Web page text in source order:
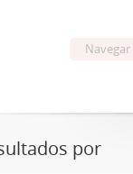
Navegar
por